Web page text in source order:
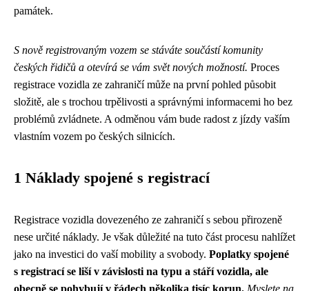
památek.
S nově registrovaným vozem se stáváte součástí komunity
českých řidičů a otevírá se vám svět nových možností. Proces
registrace vozidla ze zahraničí může na první pohled působit
složitě, ale s trochou trpělivosti a správnými informacemi ho bez
problémů zvládnete. A odměnou vám bude radost z jízdy vaším
vlastním vozem po českých silnicích.
1 Náklady spojené s registrací
Registrace vozidla dovezeného ze zahraničí s sebou přirozeně
nese určité náklady. Je však důležité na tuto část procesu nahlížet
jako na investici do vaší mobility a svobody. Poplatky spojené
s registrací se liší v závislosti na typu a stáří vozidla, ale
obecně se pohybují v řádech několika tisíc korun. Myslete na